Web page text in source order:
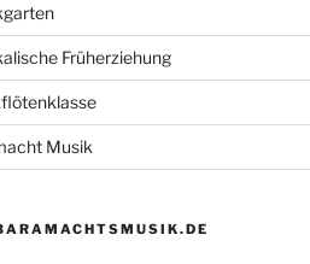
Früherziehung
Musik